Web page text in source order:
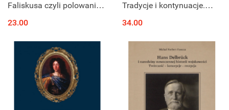
Faliskusa czyli polowania
23.00
Tradycje i kontynuacje.
jego tradycje
34.00